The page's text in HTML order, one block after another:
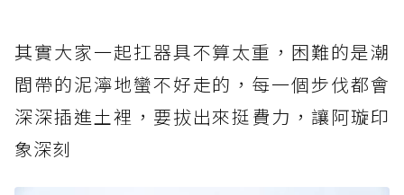
其實大家一起扛器具不算太重，困難的是潮
間帶的泥濘地蠻不好走的，每一個步伐都會
深深插進土裡，要拔出來挺費力，讓阿璇印
象深刻